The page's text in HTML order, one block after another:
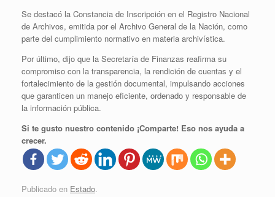
Se destacó la Constancia de Inscripción en el Registro Nacional
de Archivos, emitida por el Archivo General de la Nación, como
parte del cumplimiento normativo en materia archivística.
Por último, dijo que la Secretaría de Finanzas reafirma su
compromiso con la transparencia, la rendición de cuentas y el
fortalecimiento de la gestión documental, impulsando acciones
que garanticen un manejo eficiente, ordenado y responsable de
la información pública.
Si te gusto nuestro contenido ¡Comparte! Eso nos ayuda a
crecer.
Publicado en Estado.